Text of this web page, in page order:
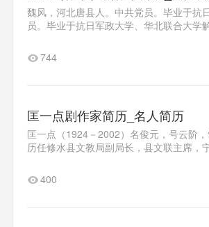
魏风，河北唐县人。中共党员。毕业于抗
员。毕业于抗日军政大学、华北联合大
744
匡一点剧作家简历_名人简历
匡一点（1924－2002）名俊元，号云阶
历任修水县文教局副局长，县文联主席
400